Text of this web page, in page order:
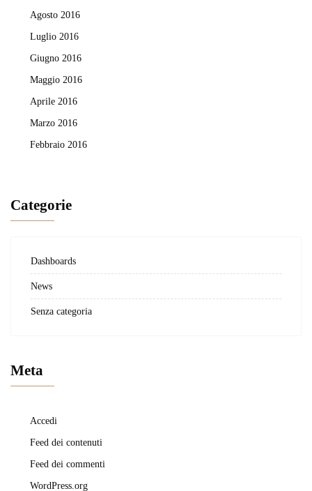
Agosto 2016
Luglio 2016
Giugno 2016
Maggio 2016
Aprile 2016
Marzo 2016
Febbraio 2016
Categorie
Dashboards
News
Senza categoria
Meta
Accedi
Feed dei contenuti
Feed dei commenti
WordPress.org